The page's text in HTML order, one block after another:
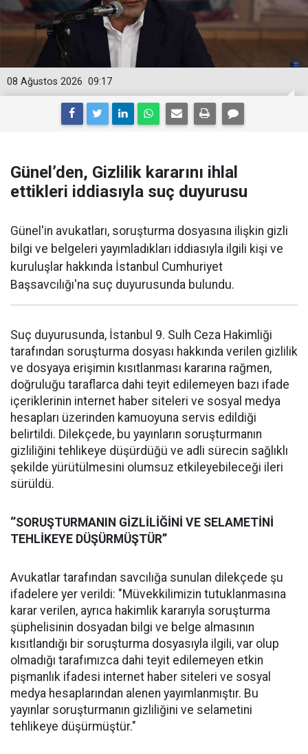
09:17
08 Ağustos 2026
Günel’den, Gizlilik kararını ihlal
ettikleri iddiasıyla suç duyurusu
Günel'in avukatları, soruşturma dosyasına ilişkin gizli
bilgi ve belgeleri yayımladıkları iddiasıyla ilgili kişi ve
kuruluşlar hakkında İstanbul Cumhuriyet
Başsavcılığı'na suç duyurusunda bulundu.
Suç duyurusunda, İstanbul 9. Sulh Ceza Hakimliği
tarafından soruşturma dosyası hakkında verilen gizlilik
ve dosyaya erişimin kısıtlanması kararına rağmen,
doğruluğu taraflarca dahi teyit edilemeyen bazı ifade
içeriklerinin internet haber siteleri ve sosyal medya
hesapları üzerinden kamuoyuna servis edildiği
belirtildi. Dilekçede, bu yayınların soruşturmanın
gizliliğini tehlikeye düşürdüğü ve adli sürecin sağlıklı
şekilde yürütülmesini olumsuz etkileyebileceği ileri
sürüldü.
‘’SORUŞTURMANIN GİZLİLİĞİNİ VE SELAMETİNİ
TEHLİKEYE DÜŞÜRMÜŞTÜR’’
Avukatlar tarafından savcılığa sunulan dilekçede şu
ifadelere yer verildi: "Müvekkilimizin tutuklanmasına
karar verilen, ayrıca hakimlik kararıyla soruşturma
şüphelisinin dosyadan bilgi ve belge almasının
kısıtlandığı bir soruşturma dosyasıyla ilgili, var olup
olmadığı tarafımızca dahi teyit edilemeyen etkin
pişmanlık ifadesi internet haber siteleri ve sosyal
medya hesaplarından alenen yayımlanmıştır. Bu
yayınlar soruşturmanın gizliliğini ve selametini
tehlikeye düşürmüştür."